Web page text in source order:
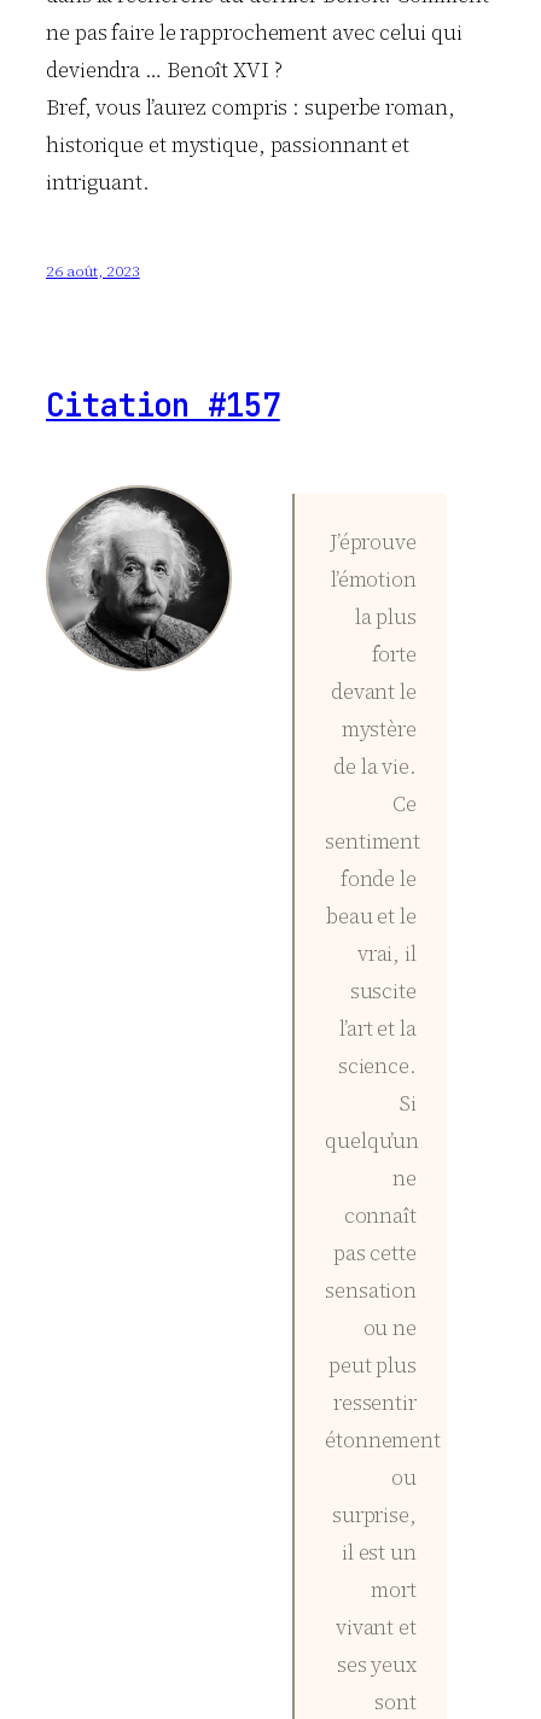
ne pas faire le rapprochement avec celui qui
deviendra … Benoît XVI ?
Bref, vous l’aurez compris : superbe roman,
historique et mystique, passionnant et
intriguant.
26 août, 2023
Citation #157
J’éprouve
l’émotion
la plus
forte
devant le
mystère
de la vie.
Ce
sentiment
fonde le
beau et le
vrai, il
suscite
l’art et la
science.
Si
quelqu’un
ne
connaît
pas cette
sensation
ou ne
peut plus
ressentir
étonnement
ou
surprise,
il est un
mort
vivant et
ses yeux
sont